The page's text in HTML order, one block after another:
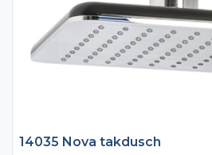
14035 Nova takdusch